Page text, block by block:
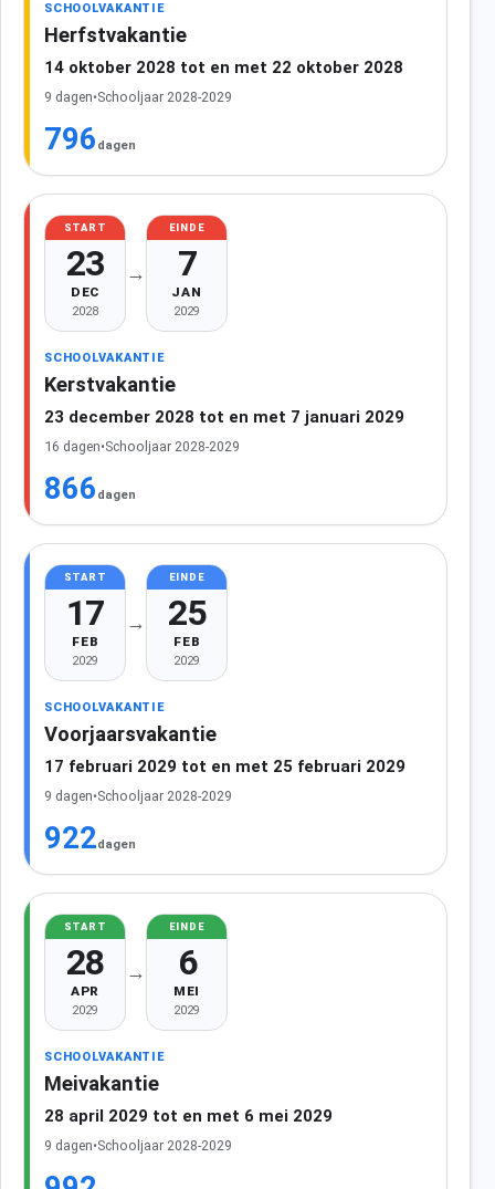
SCHOOLVAKANTIE
Herfstvakantie
14 oktober 2028 tot en met 22 oktober 2028
9 dagen•Schooljaar 2028-2029
796 dagen
START
23
DEC
2028
→
EINDE
7
JAN
2029
SCHOOLVAKANTIE
Kerstvakantie
23 december 2028 tot en met 7 januari 2029
16 dagen•Schooljaar 2028-2029
866 dagen
START
17
FEB
2029
→
EINDE
25
FEB
2029
SCHOOLVAKANTIE
Voorjaarsvakantie
17 februari 2029 tot en met 25 februari 2029
9 dagen•Schooljaar 2028-2029
922dagen
START
28
APR
2029
→
EINDE
6
MEI
2029
SCHOOLVAKANTIE
Meivakantie
28 april 2029 tot en met 6 mei 2029
9 dagen•Schooljaar 2028-2029